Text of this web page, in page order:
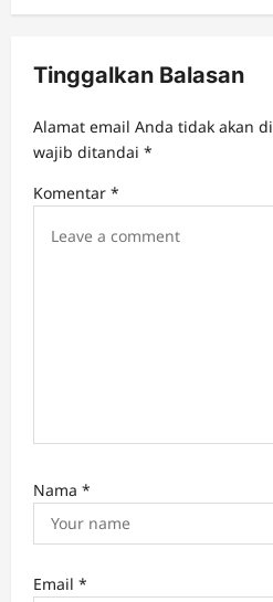
a
i
a
i
Tinggalkan Balasan
Alamat email Anda tidak akan
wajib ditandai *
Komentar *
Nama *
Email *